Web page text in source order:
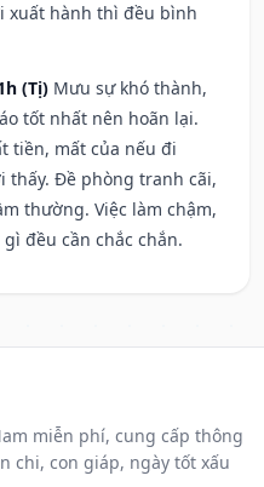
xuất hành thì đều bình
(Tị) Mưu sự khó thành,
tốt nhất nên hoãn lại.
tiền, mất của nếu đi
Đề phòng tranh cãi,
thường. Việc làm chậm,
đều cần chắc chắn.
miễn phí, cung cấp thông
chi, con giáp, ngày tốt xấu